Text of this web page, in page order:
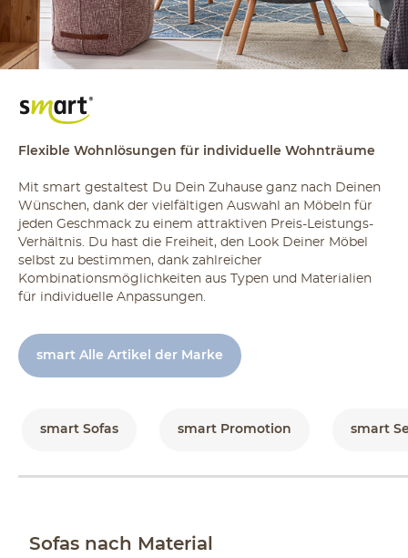
Flexible Wohnlösungen für individuelle Wohnträume
Mit smart gestaltest Du Dein Zuhause ganz nach Deinen
Wünschen, dank der vielfältigen Auswahl an Möbeln für
jeden Geschmack zu einem attraktiven Preis-Leistungs-
Verhältnis. Du hast die Freiheit, den Look Deiner Möbel
selbst zu bestimmen, dank zahlreicher
Kombinationsmöglichkeiten aus Typen und Materialien
für individuelle Anpassungen.
smart Alle Artikel der Marke
smart Sofas smart Promotion smart
Sofas nach Material